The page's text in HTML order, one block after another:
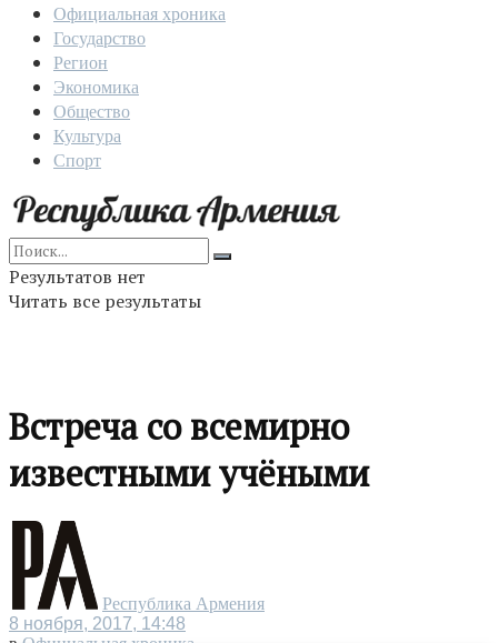
Официальная хроника
Государство
Регион
Экономика
Общество
Культура
Спорт
Результатов нет
Читать все результаты
Встреча со всемирно
известными учёными
Республика Армения
8 ноября, 2017, 14:48